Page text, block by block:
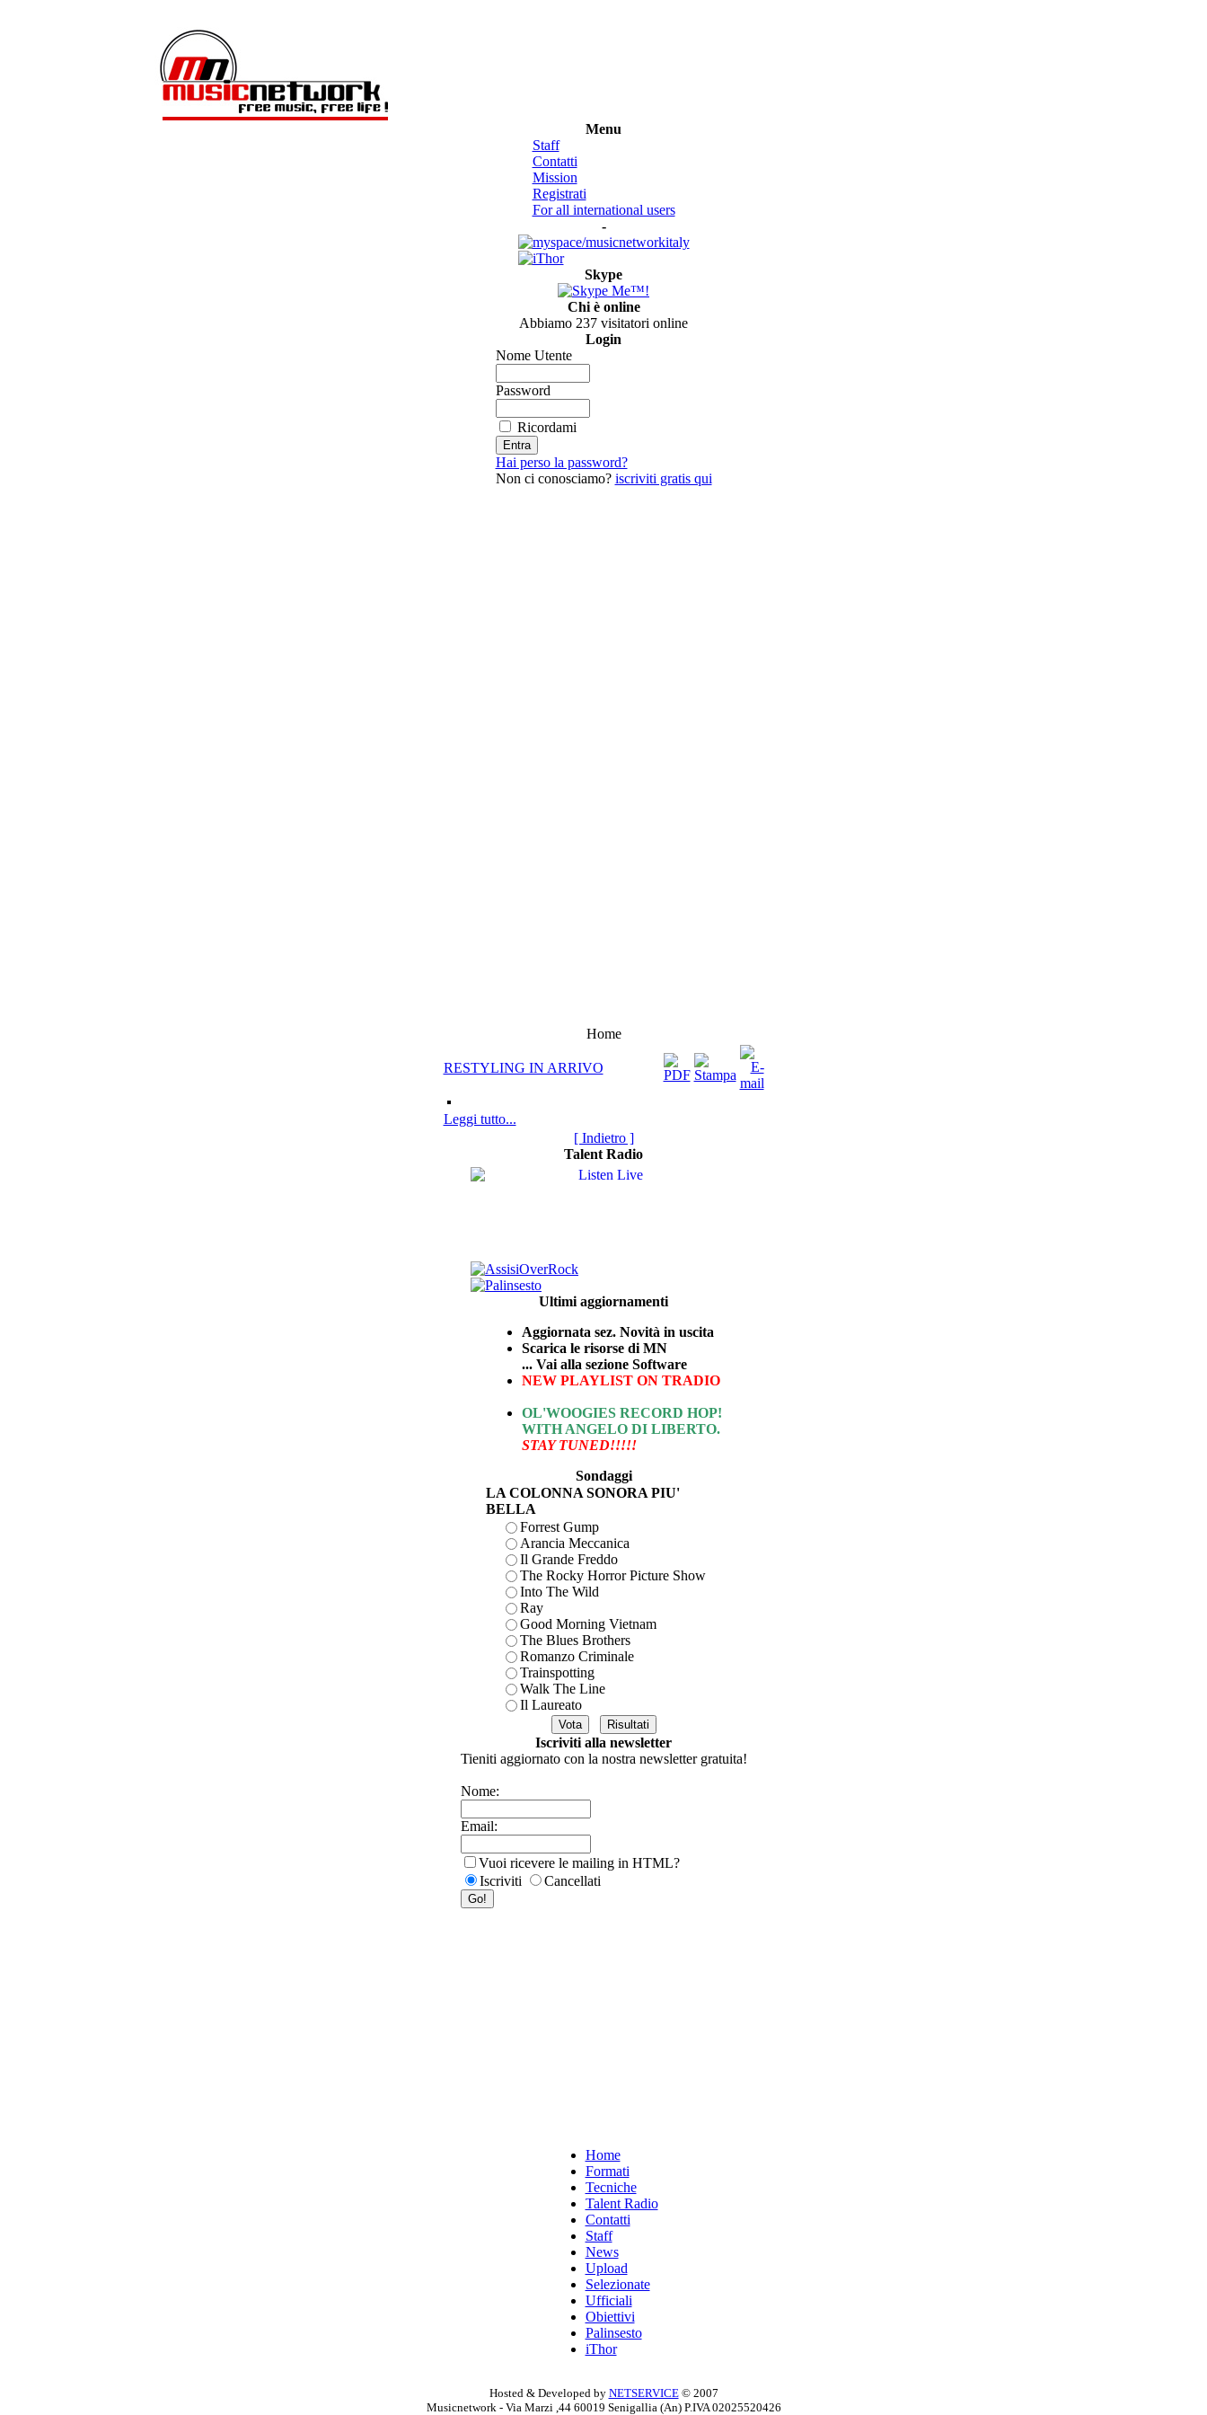
Menu
Staff
Contatti
Mission
Registrati
For all international users
-
Skype
Chi è online
Abbiamo 237 visitatori online
Login
Nome Utente
Password
Ricordami
Hai perso la password?
Non ci conosciamo? iscriviti gratis qui
Home
RESTYLING IN ARRIVO
Leggi tutto...
[ Indietro ]
Talent Radio
Ultimi aggiornamenti
Aggiornata sez. Novità in uscita
Scarica le risorse di MN
... Vai alla sezione Software
NEW PLAYLIST ON TRADIO
OL'WOOGIES RECORD HOP!
WITH ANGELO DI LIBERTO.
STAY TUNED!!!!!
Sondaggi
LA COLONNA SONORA PIU'
BELLA
Forrest Gump
Arancia Meccanica
Il Grande Freddo
The Rocky Horror Picture Show
Into The Wild
Ray
Good Morning Vietnam
The Blues Brothers
Romanzo Criminale
Trainspotting
Walk The Line
Il Laureato
Iscriviti alla newsletter
Tieniti aggiornato con la nostra newsletter gratuita!
Nome:
Email:
Vuoi ricevere le mailing in HTML?
Iscriviti
Cancellati
Home
Formati
Tecniche
Talent Radio
Contatti
Staff
News
Upload
Selezionate
Ufficiali
Obiettivi
Palinsesto
iThor
Hosted & Developed by NETSERVICE© 2007
Musicnetwork - Via Marzi ,44 60019 Senigallia (An) P.IVA 02025520426